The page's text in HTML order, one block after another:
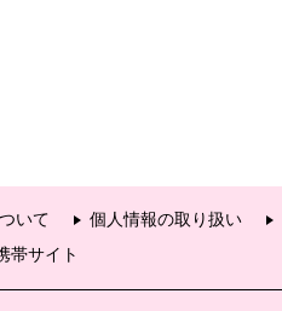
いて 個人情報の取り扱い
帯サイト